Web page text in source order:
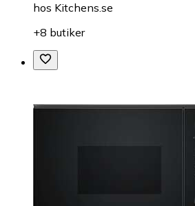
hos Kitchens.se
+8 butiker